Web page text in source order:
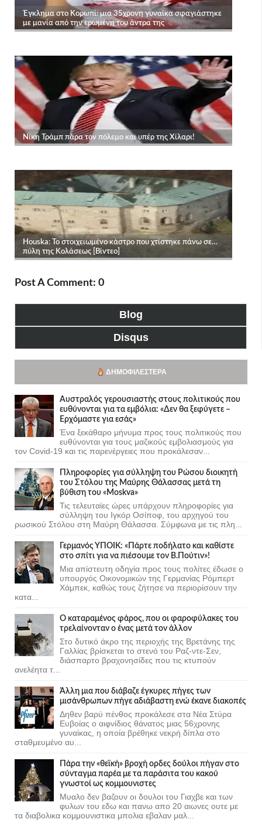
Post A Comment: 0
Blog
Disqus
ΔΗΜΟΦΙΛΈΣΤΕΡΑ
Αυστραλός γερουσιαστής στους πολιτικούς που
ευθύνονται για τα εμβόλια: «Δεν θα ξεφύγετε –
Ερχόμαστε για εσάς»
Ένα ξεκάθαρο μήνυμα προς τους πολιτικούς που
ευθύνονται για τους μαζικούς εμβολιασμούς για
τον Covid-19 και τις παρενέργειες που προκάλεσαν...
Πληροφορίες για σύλληψη του Ρώσου διοικητή
του Στόλου της Mαύρης Θάλασσας μετά τη
βύθιση του «Moskva»
Τις τελευταίες ώρες υπάρχουν πληροφορίες για
σύλληψη του Ιγκόρ Οσίποφ, του αρχηγού του
ρωσικού Στόλου στη Μαύρη Θάλασσα. Σύμφωνα με τις πλη...
Γερμανός ΥΠΟΙΚ: «Πάρτε ποδήλατο και καθίστε
στο σπίτι για να πιέσουμε τον Β.Πούτιν»!
Μια απίστευτη οδηγία προς τους πολίτες έδωσε ο
υπουργός Οικονομικών της Γερμανίας Ρόμπερτ
Χάμπεκ, καθώς τους ζήτησε να περιορίσουν την
κατα...
Ο καταραμένος φάρος, που οι φαροφύλακες του
τρελαίνονταν ο ένας μετά τον άλλον
Στο δυτικό άκρο της περιοχής της Βρετάνης της
Γαλλίας βρίσκεται το στενό του Ραζ-ντε-Σεν,
διάσπαρτο βραχονησίδες που τις κτυπούν
ανελέητα τ...
Άλλη μια που διάβαζε έγκυρες πήγες των
μισάνθρωπων πήγε αδιάβαστη ενώ έκανε διακοπές
Δηθεν βαρύ πένθος προκάλεσε στα Νέα Στύρα
Ευβοίας ο αιφνίδιος θάνατος μιας 56χρονης
γυναίκας, η οποία βρέθηκε νεκρή δίπλα στο
σταθμευμένο αυ...
Πάρα την «θεϊκή» βροχή ορδες δούλοι πήγαν στο
σύνταγμα παρέα με τα παράσιτα του κακού
γνωστοί ως κομμουνιστες
Μυαλο δεν βαζουν οι δουλοι του Γιαχβε και των
φυλων του εδω και πανω απο 20 αιωνες ουτε με
τα διαβολικα κομμουνιστικα μπολια εβαλαν μαλ...